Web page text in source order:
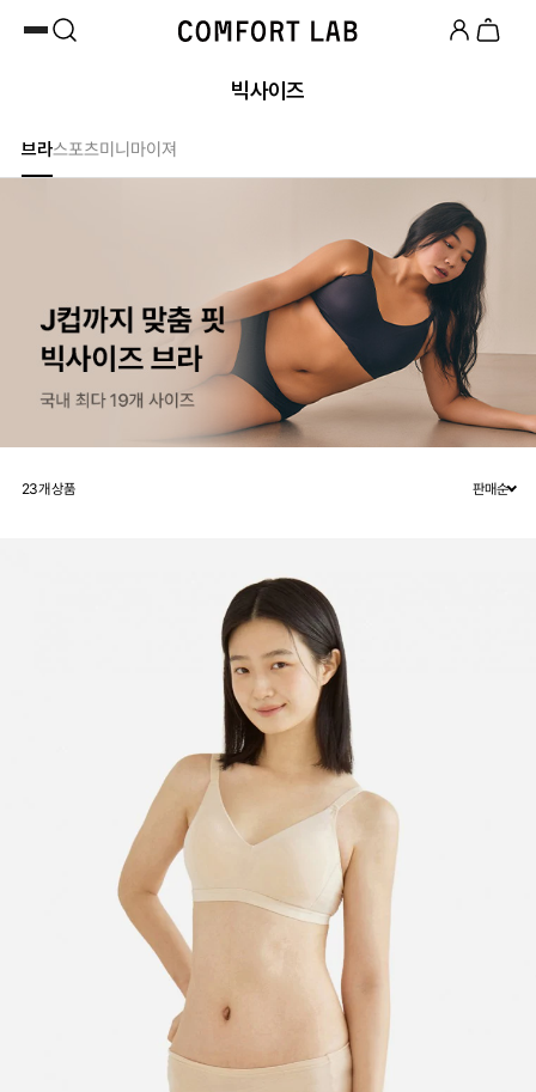
카카오채널 추가하고 10,000원 쿠폰 받기
빅사이즈
브라스포츠미니마이져
23개 상품 판매순